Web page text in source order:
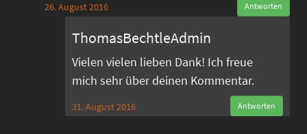
26. August 2016 Antworten
ThomasBechtleAdmin
Vielen vielen lieben Dank! Ich freue
mich sehr über deinen Kommentar.
31. August 2016 Antworten